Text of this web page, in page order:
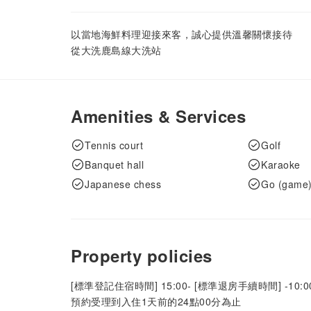
以當地海鮮料理迎接來客，誠心提供溫馨關懷接待
從大洗鹿島線大洗站
Amenities & Services
Tennis court Golf
Banquet hall
Karaoke
Japanese chess
Go (game)
Property policies
[標準登記住宿時間] 15:00- [標準退房手續時間] -
預約受理到入住1天前的24點00分為止